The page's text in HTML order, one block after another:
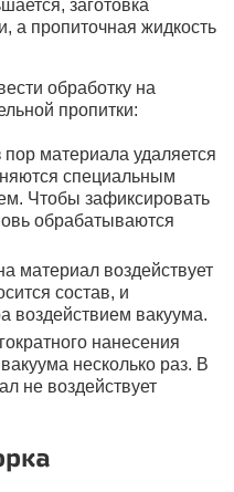
заготовка
а пропиточная жидкость
обработку на
пропитки:
материала удаляется
специальным
Чтобы зафиксировать
обрабатываются
материал воздействует
состав, и
воздействием вакуума.
нанесения
несколько раз. В
не воздействует